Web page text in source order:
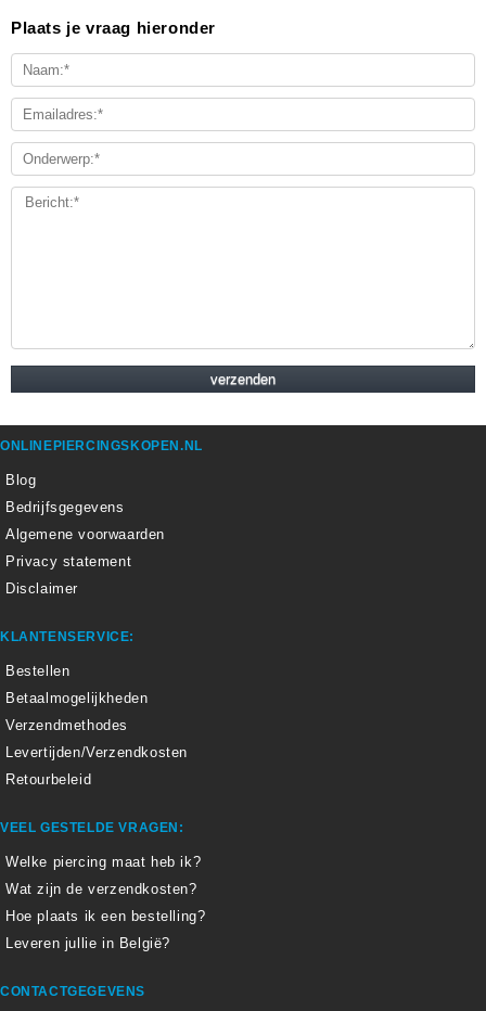
Plaats je vraag hieronder
ONLINEPIERCINGSKOPEN.NL
Blog
Bedrijfsgegevens
Algemene voorwaarden
Privacy statement
Disclaimer
KLANTENSERVICE:
Bestellen
Betaalmogelijkheden
Verzendmethodes
Levertijden/Verzendkosten
Retourbeleid
VEEL GESTELDE VRAGEN:
Welke piercing maat heb ik?
Wat zijn de verzendkosten?
Hoe plaats ik een bestelling?
Leveren jullie in België?
CONTACTGEGEVENS